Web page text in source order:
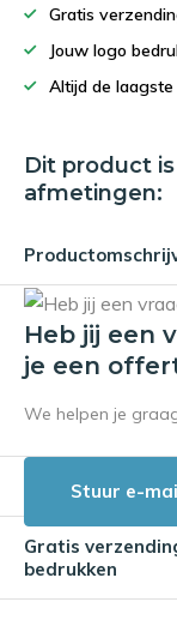
Gratis
Jouw logo
Altijd de laagste
Dit product
afmetingen:
Heb jij een
je een
We helpen je
Stuur e-
Gratis
bedrukken